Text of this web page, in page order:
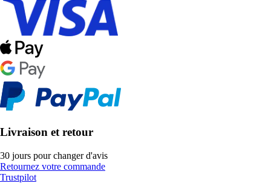
Livraison et retour
30 jours pour changer d'avis
Retournez votre commande
Trustpilot